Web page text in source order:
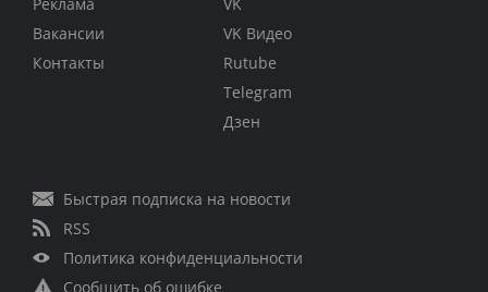
Вакансии
Контакты
VK Видео
Rutube
Telegram
Дзен
Быстрая подписка на новости
RSS
Политика конфиденциальности
Сообщить об ошибке